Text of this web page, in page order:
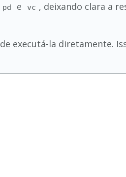
pd e vc , deixando clara a
executá-la diretamente.